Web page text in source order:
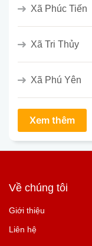
Xã Phúc Tiến
Xã Tri Thủy
Xã Phú Yên
Về chúng tôi
Giới thiệu
Liên hệ